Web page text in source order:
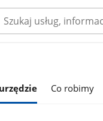
Co robimy